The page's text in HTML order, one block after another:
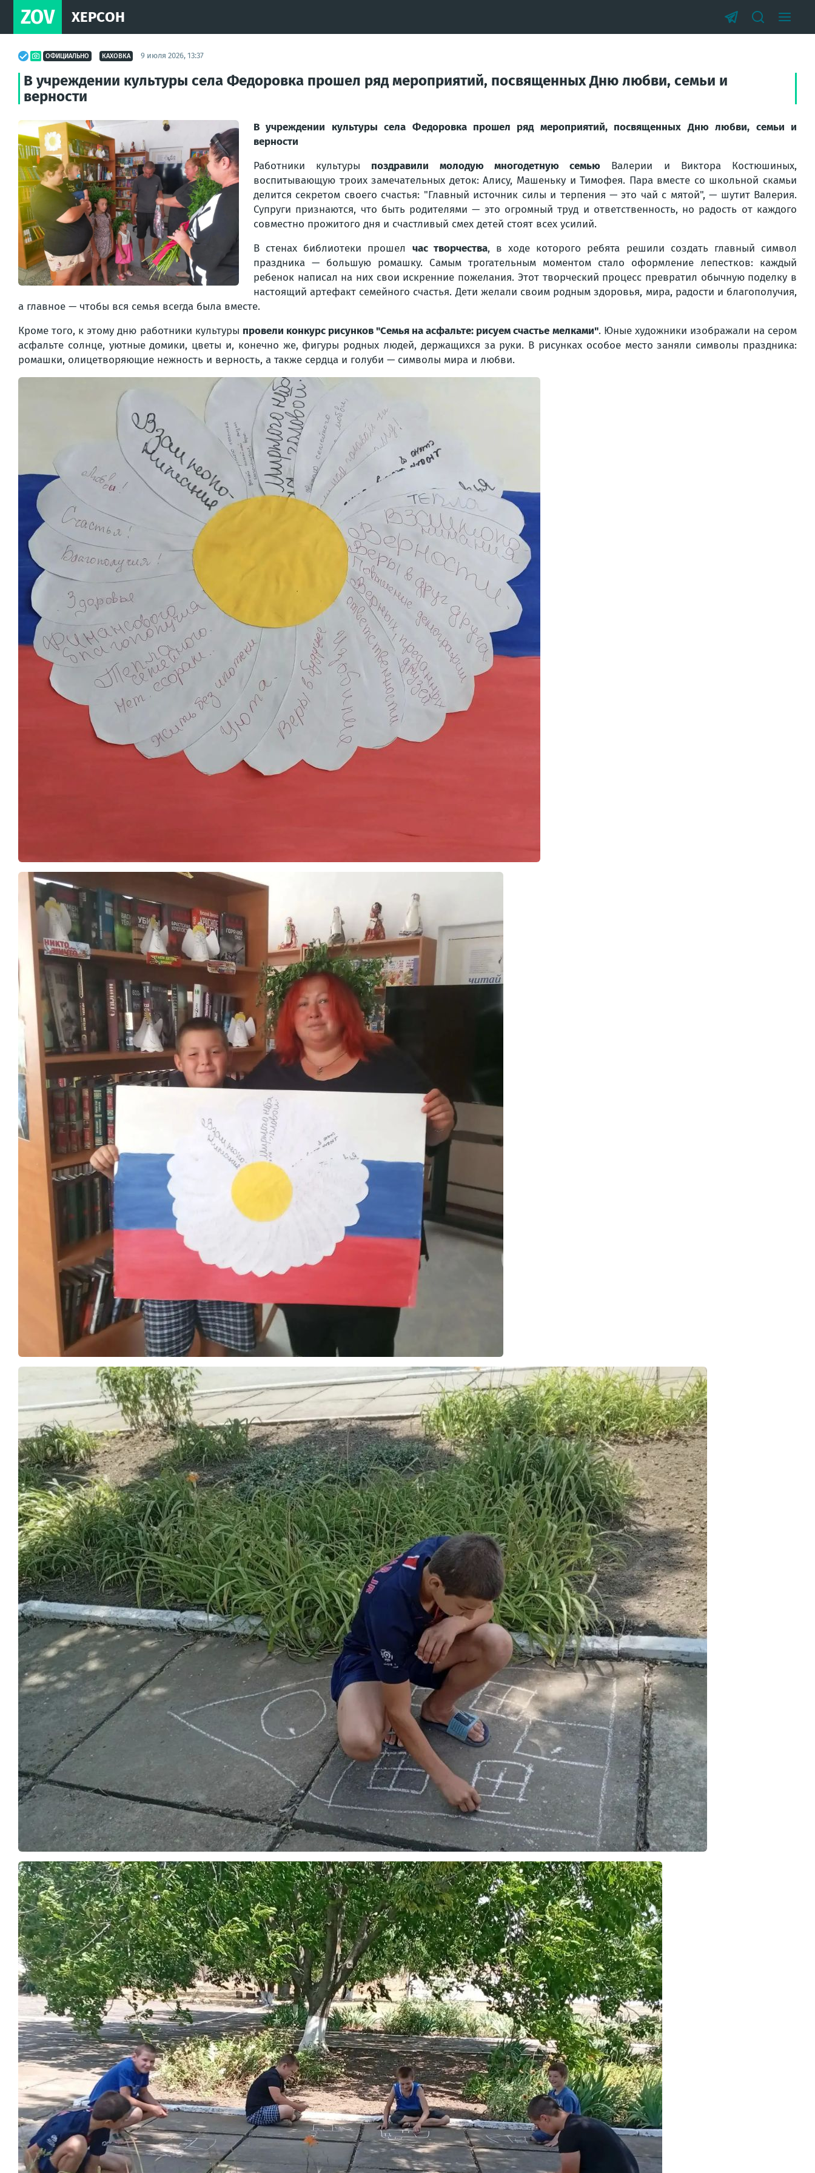
ZOV ХЕРСОН
ОФИЦИАЛЬНО КАХОВКА 9 июля 2026, 13:37
В учреждении культуры села Федоровка прошел ряд мероприятий, посвященных Дню любви, семьи и
верности
В учреждении культуры села Федоровка прошел ряд мероприятий, посвященных Дню любви, семьи и
верности
Работники культуры поздравили молодую многодетную семью Валерии и Виктора Костюшиных,
воспитывающую троих замечательных деток: Алису, Машеньку и Тимофея. Пара вместе со школьной скамьи
делится секретом своего счастья: "Главный источник силы и терпения — это чай с мятой", — шутит Валерия.
Супруги признаются, что быть родителями — это огромный труд и ответственность, но радость от каждого
совместно прожитого дня и счастливый смех детей стоят всех усилий.
В стенах библиотеки прошел час творчества, в ходе которого ребята решили создать главный символ
праздника — большую ромашку. Самым трогательным моментом стало оформление лепестков: каждый
ребенок написал на них свои искренние пожелания. Этот творческий процесс превратил обычную поделку в
настоящий артефакт семейного счастья. Дети желали своим родным здоровья, мира, радости и благополучия,
а главное — чтобы вся семья всегда была вместе.
Кроме того, к этому дню работники культуры провели конкурс рисунков "Семья на асфальте: рисуем счастье мелками". Юные художники изображали на сером
асфальте солнце, уютные домики, цветы и, конечно же, фигуры родных людей, держащихся за руки. В рисунках особое место заняли символы праздника:
ромашки, олицетворяющие нежность и верность, а также сердца и голуби — символы мира и любви.